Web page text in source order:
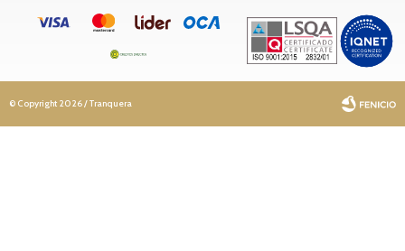
© Copyright 2026 / Tranquera